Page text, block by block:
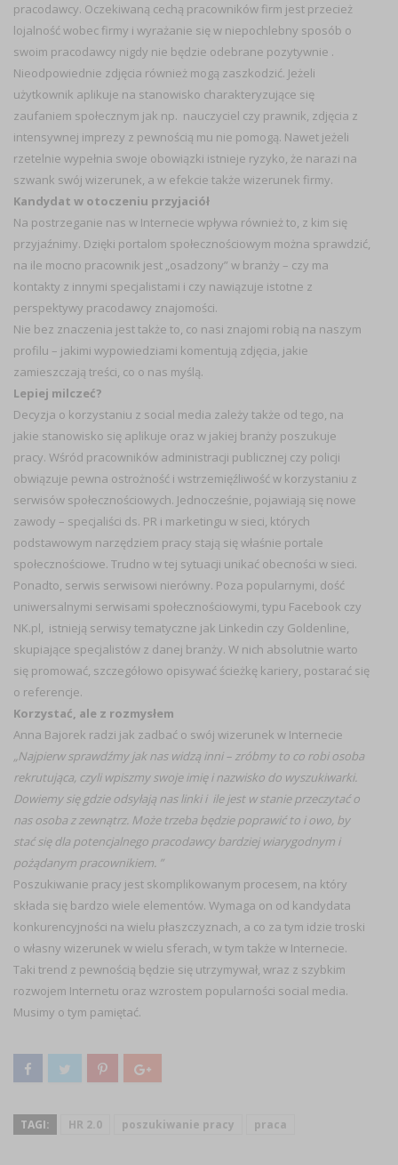
pracodawcy. Oczekiwaną cechą pracowników firm jest przecież
lojalność wobec firmy i wyrażanie się w niepochlebny sposób o
swoim pracodawcy nigdy nie będzie odebrane pozytywnie .
Nieodpowiednie zdjęcia również mogą zaszkodzić. Jeżeli
użytkownik aplikuje na stanowisko charakteryzujące się
zaufaniem społecznym jak np. nauczyciel czy prawnik, zdjęcia z
intensywnej imprezy z pewnością mu nie pomogą. Nawet jeżeli
rzetelnie wypełnia swoje obowiązki istnieje ryzyko, że narazi na
szwank swój wizerunek, a w efekcie także wizerunek firmy.
Kandydat w otoczeniu przyjaciół
Na postrzeganie nas w Internecie wpływa również to, z kim się
przyjaźnimy. Dzięki portalom społecznościowym można sprawdzić,
na ile mocno pracownik jest „osadzony” w branży – czy ma
kontakty z innymi specjalistami i czy nawiązuje istotne z
perspektywy pracodawcy znajomości.
Nie bez znaczenia jest także to, co nasi znajomi robią na naszym
profilu – jakimi wypowiedziami komentują zdjęcia, jakie
zamieszczają treści, co o nas myślą.
Lepiej milczeć?
Decyzja o korzystaniu z social media zależy także od tego, na
jakie stanowisko się aplikuje oraz w jakiej branży poszukuje
pracy. Wśród pracowników administracji publicznej czy policji
obwiązuje pewna ostrożność i wstrzemięźliwość w korzystaniu z
serwisów społecznościowych. Jednocześnie, pojawiają się nowe
zawody – specjaliści ds. PR i marketingu w sieci, których
podstawowym narzędziem pracy stają się właśnie portale
społecznościowe. Trudno w tej sytuacji unikać obecności w sieci.
Ponadto, serwis serwisowi nierówny. Poza popularnymi, dość
uniwersalnymi serwisami społecznościowymi, typu Facebook czy
NK.pl, istnieją serwisy tematyczne jak Linkedin czy Goldenline,
skupiające specjalistów z danej branży. W nich absolutnie warto
się promować, szczegółowo opisywać ścieżkę kariery, postarać się
o referencje.
Korzystać, ale z rozmysłem
Anna Bajorek radzi jak zadbać o swój wizerunek w Internecie
„Najpierw sprawdźmy jak nas widzą inni – zróbmy to co robi osoba
rekrutująca, czyli wpiszmy swoje imię i nazwisko do wyszukiwarki.
Dowiemy się gdzie odsyłają nas linki i ile jest w stanie przeczytać o
nas osoba z zewnątrz. Może trzeba będzie poprawić to i owo, by
stać się dla potencjalnego pracodawcy bardziej wiarygodnym i
pożądanym pracownikiem. ”
Poszukiwanie pracy jest skomplikowanym procesem, na który
składa się bardzo wiele elementów. Wymaga on od kandydata
konkurencyjności na wielu płaszczyznach, a co za tym idzie troski
o własny wizerunek w wielu sferach, w tym także w Internecie.
Taki trend z pewnością będzie się utrzymywał, wraz z szybkim
rozwojem Internetu oraz wzrostem popularności social media.
Musimy o tym pamiętać.
TAGI: HR 2.0 poszukiwanie pracy praca